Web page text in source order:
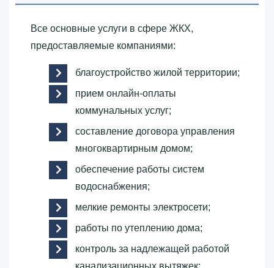
Все основные услуги в сфере ЖКХ,
предоставляемые компаниями:
благоустройство жилой территории;
прием онлайн-оплаты
коммунальных услуг;
составление договора управления
многоквартирным домом;
обеспечение работы систем
водоснабжения;
мелкие ремонты электросети;
работы по утеплению дома;
контроль за надлежащей работой
канализационных вытяжек;